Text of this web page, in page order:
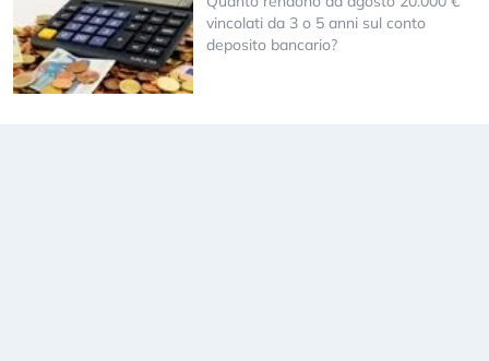
vincolati da 3 o 5 anni sul conto
deposito bancario?